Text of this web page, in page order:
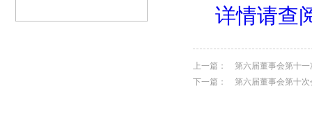
详情请查
上一篇：
第六届董事会第十
下一篇：
第六届董事会第十次